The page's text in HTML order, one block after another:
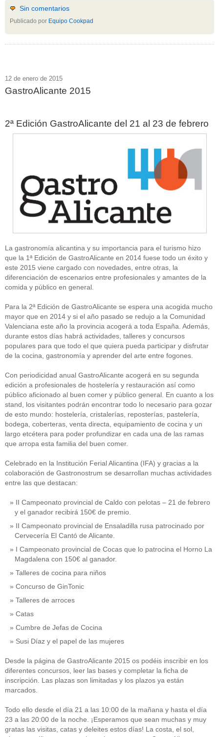
Sin comentarios
Publicado por Equipo Cookpad
12 de enero de 2015
GastroAlicante 2015
2ª Edición GastroAlicante del 21 al 23 de febrero
La gastronomía alicantina y su importancia para el turismo hizo
que la 1ª Edición de GastroAlicante en 2014 fuese todo un éxito y
este 2015 viene cargado con novedades, entre otras, la
diferenciación de escenarios entre profesionales y amantes de la
comida y público en general.
Para la 2ª Edición de GastroAlicante se espera una acogida mucho
mayor que en 2014 y si el año pasado se redujo a la Comunidad
Valenciana este año la provincia acogerá a toda España. Además,
durante estos días habrá actividades, talleres y concursos
populares para que todo el que quiera pueda participar y disfrutar
de la cocina, gastronomía y aprender del arte entre fogones.
Con periodicidad anual GastroAlicante acogerá en su segunda
edición a profesionales de hostelería y restauración así como
público aficionado al buen comer y público general. En cuanto a los
stand, los visitantes podrán encontrar todo lo necesario para gozar
de esto mundo: hostelería, cristalerías, reposterías, pastelería,
bodega, coberteras, venta directa, equipamiento de cocina y un
largo etcétera para poder profundizar en cada una de las ramas
que arropa esta familia del buen comer.
Celebrado en la Institución Ferial Alicantina (IFA) y gracias a la
colaboración de Gastronostrum se desarrollan muchas actividades
entre las que destacan:
II Campeonato provincial de Caldo con pelotas – 21 de febrero
y el ganador recibirá 150€ de premio.
II Campeonato provincial de Ensaladilla rusa patrocinado por
Cervecería El Cantó de Alicante.
I Campeonato provincial de Cocas que lo patrocina el Horno La
Magdalena con 150€ al ganador.
Talleres de cocina para niños
Concurso de GinTonic
Talleres de arroces
Catas
Cumbre de Jefas de Cocina
Susi Díaz y el papel de las mujeres
Desde la página de GastroAlicante 2015 os podéis inscribir en los
diferentes concursos, leer las bases y completar la ficha de
inscripción. Las plazas son limitadas y los plazos ya están
marcados.
Todo ello desde el día 21 a las 10:00 de la mañana y hasta el día
23 a las 20:00 de la noche. ¡Esperamos que sean muchas y muy
gratas las visitas, catas y deleites estos días! La costa, el sol,